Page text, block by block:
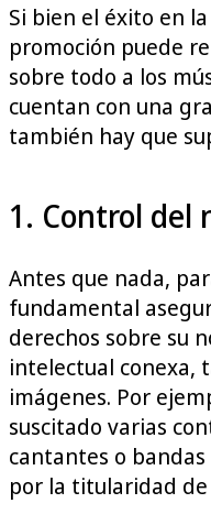
Si bien el éxito en
promoción puede
sobre todo a los
cuentan con una
también hay que
1. Control del
Antes que nada,
fundamental
derechos sobre su
intelectual conexa,
imágenes. Por
suscitado varias
cantantes o bandas
por la titularidad